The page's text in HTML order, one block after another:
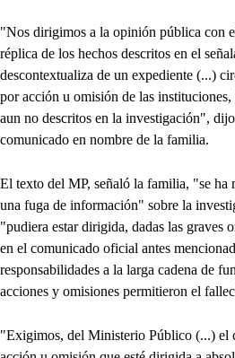
"Nos dirigimos a la opinión pública con
réplica de los hechos descritos en el
descontextualiza de un expediente (...)
por acción u omisión de las
aun no descritos en la investigación",
comunicado en nombre de la familia.
El texto del MP, señaló la familia, "se ha
una fuga de información" sobre la
"pudiera estar dirigida, dadas las graves
en el comunicado oficial antes
responsabilidades a la larga cadena de
acciones y omisiones permitieron el
"Exigimos, del Ministerio Público (...) el